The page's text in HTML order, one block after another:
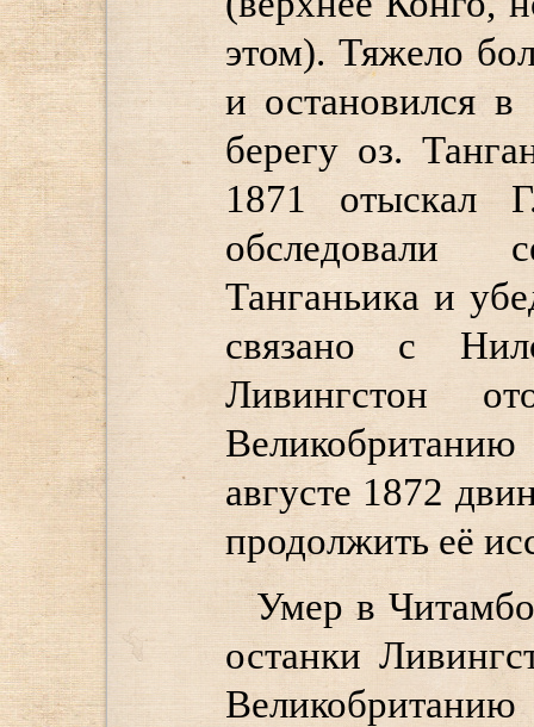
этом). Тяжело
и остановился
берегу оз.
1871 отыскал
обследовали
Танганьика и
связано с
Ливингстон
августе 1872
продолжить её
Умер в
останки